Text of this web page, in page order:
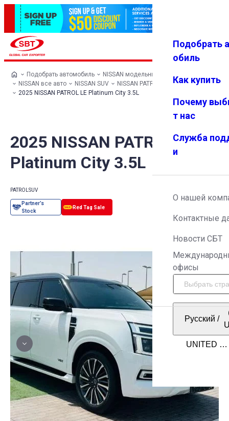
Избранн
Меню
Подобрать
обиль
Как купить
Почему
т нас
Служба
и
О нашей
Контактные
Новости СБТ
офисы
Русский /
Подобрать автомобиль
NISSAN модельный ряд
NISSAN все авто
NISSAN SUV
NISSAN PATROL
2025 NISSAN PATROL LE Platinum City 3.5L
2025 NISSAN PATROL LE
Platinum City 3.5L
PATROL SUV